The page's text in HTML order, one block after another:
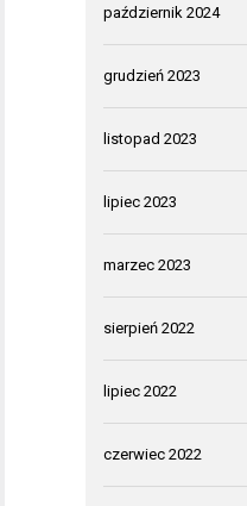
październik 2024
grudzień 2023
listopad 2023
lipiec 2023
marzec 2023
sierpień 2022
lipiec 2022
czerwiec 2022